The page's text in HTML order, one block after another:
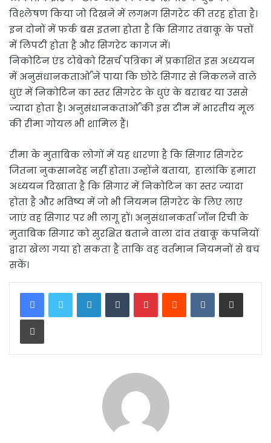
विश्लेषण किया जो दिखने में लगभग सिगरेट की तरह होता है।
इन दोनों में फर्क बस इतना होता है कि सिगार तंबाकू के पत्तों
में लिपटी होता है और सिगरेट कागज में।
निकोटिन एंड टोबेको रिसर्च पत्रिका में प्रकाशित इस अध्ययन
में अनुसंधानकतार्ओं ने पाया कि छोटे सिगार से निकलने वाले
धुएं में निकोटिन का स्तर सिगरेट के धुएं के बराबर या उससे
ज्यादा होता है। अनुसंधानकतार्ओं की इस टीम में भारतीय मूल
की रीमा गोयल भी शामिल हैं।
रीमा के मुताबिक लोगों में यह धारणा है कि सिगार सिगरेट
जितना नुकसानदेह नहीं होता। उन्होंने बताया, हालांकि हमारा
अध्ययन दिखाता है कि सिगार में निकोटिन का स्तर ज्यादा
होता है और भविष्य में जो भी नियमन सिगरेट के लिए लाए
जाएं वह सिगार पर भी लागू हों। अनुसंधानकर्ता जॉन रिची के
मुताबिक सिगार को सुरक्षित बताने वाला दांव तंबाकू कंपनियों
द्वारा खेला गया हो सकता है ताकि वह वर्तमान नियमनों से बच
सकें।
LinkedInTumblrPinterestReddit VKontakteShare via Email
Print